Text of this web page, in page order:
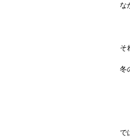
な
そ
冬
で